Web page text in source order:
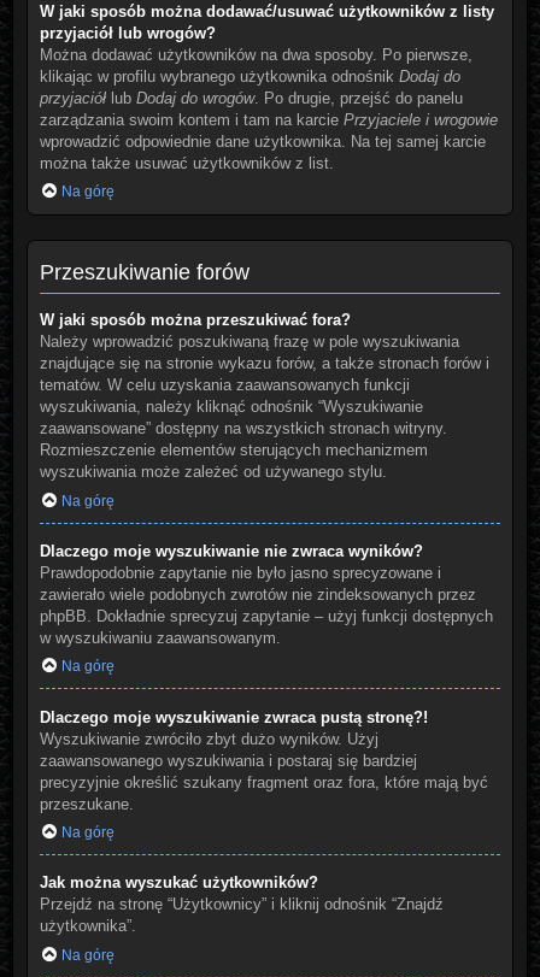
W jaki sposób można dodawać/usuwać użytkowników z listy
przyjaciół lub wrogów?
Można dodawać użytkowników na dwa sposoby. Po pierwsze,
klikając w profilu wybranego użytkownika odnośnik Dodaj do
przyjaciółlub Dodaj do wrogów. Po drugie, przejść do panelu
zarządzania swoim kontem i tam na karcie Przyjaciele i wrogowie
wprowadzić odpowiednie dane użytkownika. Na tej samej karcie
można także usuwać użytkowników z list.
Na górę
Przeszukiwanie forów
W jaki sposób można przeszukiwać fora?
Należy wprowadzić poszukiwaną frazę w pole wyszukiwania
znajdujące się na stronie wykazu forów, a także stronach forów i
tematów. W celu uzyskania zaawansowanych funkcji
wyszukiwania, należy kliknąć odnośnik “Wyszukiwanie
zaawansowane” dostępny na wszystkich stronach witryny.
Rozmieszczenie elementów sterujących mechanizmem
wyszukiwania może zależeć od używanego stylu.
Na górę
Dlaczego moje wyszukiwanie nie zwraca wyników?
Prawdopodobnie zapytanie nie było jasno sprecyzowane i
zawierało wiele podobnych zwrotów nie zindeksowanych przez
phpBB. Dokładnie sprecyzuj zapytanie – użyj funkcji dostępnych
w wyszukiwaniu zaawansowanym.
Na górę
Dlaczego moje wyszukiwanie zwraca pustą stronę?!
Wyszukiwanie zwróciło zbyt dużo wyników. Użyj
zaawansowanego wyszukiwania i postaraj się bardziej
precyzyjnie określić szukany fragment oraz fora, które mają być
przeszukane.
Na górę
Jak można wyszukać użytkowników?
Przejdź na stronę “Użytkownicy” i kliknij odnośnik “Znajdź
użytkownika”.
Na górę